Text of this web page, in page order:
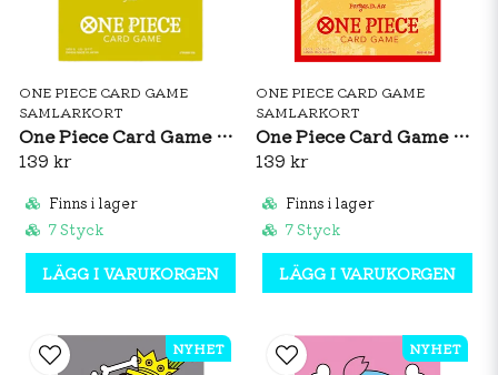
ONE PIECE CARD GAME
SAMLARKORT
One Piece Card Game Official Sleeves: Premium Matte Jinbe
139 kr
Finns i lager
7 Styck
LÄGG I VARUKORGEN
ONE PIECE CARD GAME
SAMLARKORT
One Piece Card Game Official Sleeves: Premium Matte Portgas D. Ace
139 kr
Finns i lager
7 Styck
LÄGG I VARUKORGEN
NYHET NYHET